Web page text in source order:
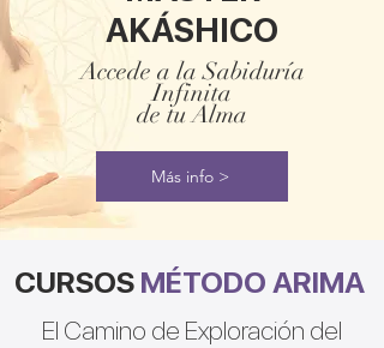
AKÁSHICO
Accede a la Sabiduría
Infinita
de tu Alma
Más info >
CURSOS MÉTODO ARIMA
El Camino de Exploración del